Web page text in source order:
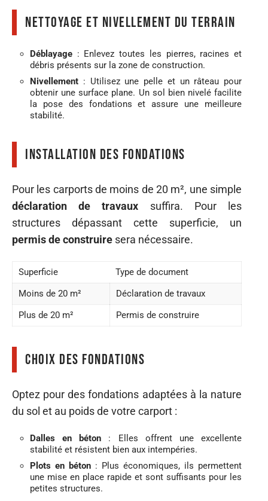
Nettoyage et nivellement du terrain
Déblayage : Enlevez toutes les pierres, racines et
débris présents sur la zone de construction.
Nivellement : Utilisez une pelle et un râteau pour
obtenir une surface plane. Un sol bien nivelé facilite
la pose des fondations et assure une meilleure
stabilité.
Installation des fondations
Pour les carports de moins de 20 m², une simple
déclaration de travaux suffira. Pour les
structures dépassant cette superficie, un
permis de construire sera nécessaire.
Superficie
Type de document
Moins de 20 m²
Déclaration de travaux
Plus de 20 m²
Permis de construire
Choix des fondations
Optez pour des fondations adaptées à la nature
du sol et au poids de votre carport :
Dalles en béton : Elles offrent une excellente
stabilité et résistent bien aux intempéries.
Plots en béton : Plus économiques, ils permettent
une mise en place rapide et sont suffisants pour les
petites structures.